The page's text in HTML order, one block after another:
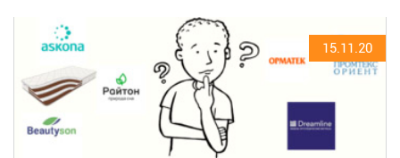
15.11.20